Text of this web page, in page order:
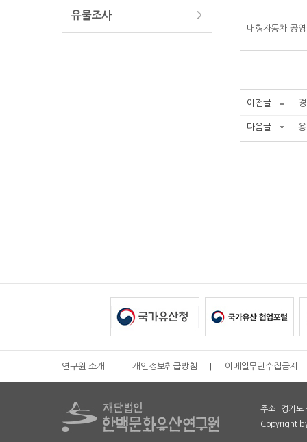
유물조사
대형자동차 공
이전글
다음글
연구원 소개 개인정보취급방침 이메일무단수집금지
주소 : 경기
Copyright